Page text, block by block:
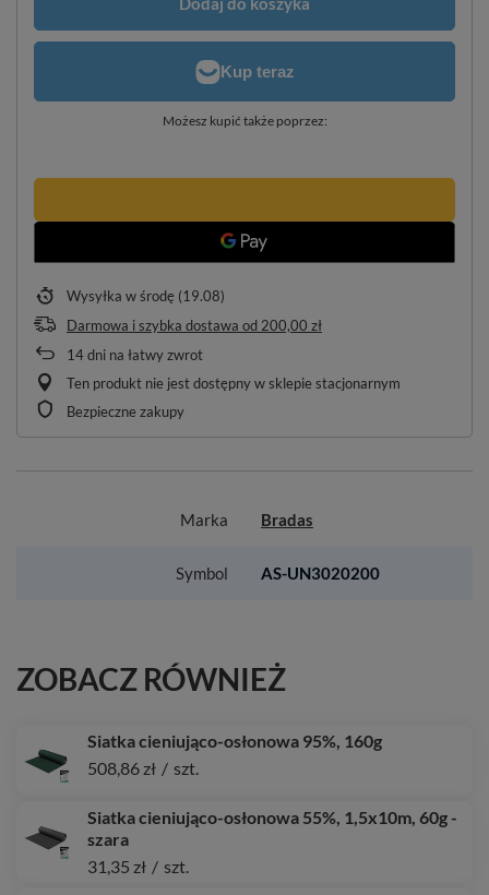
Możesz kupić także poprzez:
Wysyłka w środę (19.08)
Darmowa i szybka dostawa od 200,00 zł
14dni na łatwy zwrot
Ten produkt nie jest dostępny w sklepie stacjonarnym
Bezpieczne zakupy
Marka Bradas
Symbol AS-UN3020200
ZOBACZ RÓWNIEŻ
Siatka cieniująco-osłonowa 95%, 160g
508,86 zł / szt.
Siatka cieniująco-osłonowa 55%, 1,5x10m, 60g -
szara
31,35 zł / szt.